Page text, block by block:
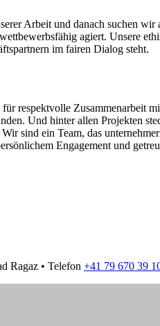
Arbeit und danach suchen
agiert. Unsere
im fairen Dialog steht.
respektvolle Zusammenarbeit
Und hinter allen Projekten
sind ein Team, das
Engagement und
Ragaz • Telefon +41 79 670 39